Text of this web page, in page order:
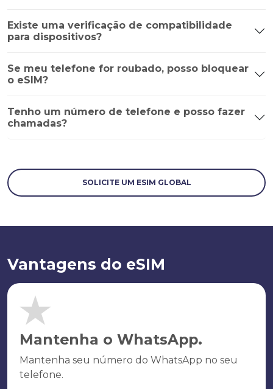
Existe uma verificação de compatibilidade
para dispositivos?
Se meu telefone for roubado, posso bloquear
o eSIM?
Tenho um número de telefone e posso fazer
chamadas?
SOLICITE UM ESIM GLOBAL
Vantagens do eSIM
Mantenha o WhatsApp.
Mantenha seu número do WhatsApp no seu
telefone.